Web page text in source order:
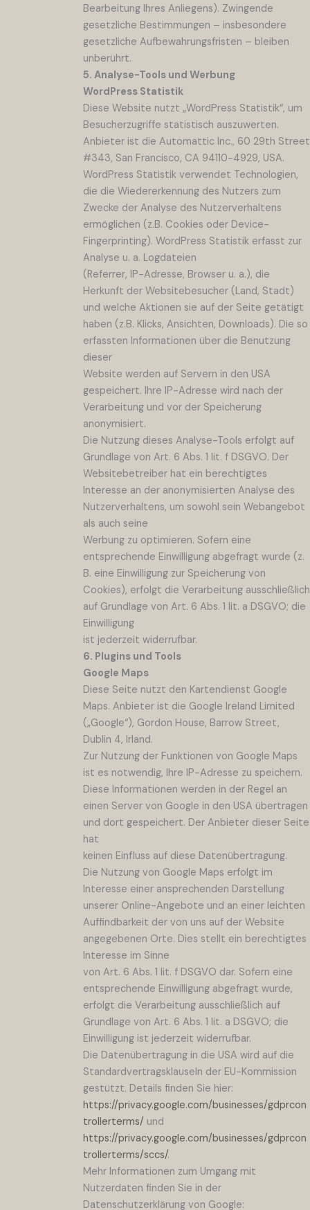
Bearbeitung Ihres Anliegens). Zwingende
gesetzliche Bestimmungen – insbesondere
gesetzliche Aufbewahrungsfristen – bleiben
unberührt.
5. Analyse-Tools und Werbung
WordPress Statistik
Diese Website nutzt „WordPress Statistik“, um
Besucherzugriffe statistisch auszuwerten.
Anbieter ist die Automattic Inc., 60 29th Street
#343, San Francisco, CA 94110-4929, USA.
WordPress Statistik verwendet Technologien,
die die Wiedererkennung des Nutzers zum
Zwecke der Analyse des Nutzerverhaltens
ermöglichen (z.B. Cookies oder Device-
Fingerprinting). WordPress Statistik erfasst zur
Analyse u. a. Logdateien
(Referrer, IP-Adresse, Browser u. a.), die
Herkunft der Websitebesucher (Land, Stadt)
und welche Aktionen sie auf der Seite getätigt
haben (z.B. Klicks, Ansichten, Downloads). Die so
erfassten Informationen über die Benutzung
dieser
Website werden auf Servern in den USA
gespeichert. Ihre IP-Adresse wird nach der
Verarbeitung und vor der Speicherung
anonymisiert.
Die Nutzung dieses Analyse-Tools erfolgt auf
Grundlage von Art. 6 Abs. 1 lit. f DSGVO. Der
Websitebetreiber hat ein berechtigtes
Interesse an der anonymisierten Analyse des
Nutzerverhaltens, um sowohl sein Webangebot
als auch seine
Werbung zu optimieren. Sofern eine
entsprechende Einwilligung abgefragt wurde (z.
B. eine Einwilligung zur Speicherung von
Cookies), erfolgt die Verarbeitung ausschließlich
auf Grundlage von Art. 6 Abs. 1 lit. a DSGVO; die
Einwilligung
ist jederzeit widerrufbar.
6. Plugins und Tools
Google Maps
Diese Seite nutzt den Kartendienst Google
Maps. Anbieter ist die Google Ireland Limited
(„Google“), Gordon House, Barrow Street,
Dublin 4, Irland.
Zur Nutzung der Funktionen von Google Maps
ist es notwendig, Ihre IP-Adresse zu speichern.
Diese Informationen werden in der Regel an
einen Server von Google in den USA übertragen
und dort gespeichert. Der Anbieter dieser Seite
hat
keinen Einfluss auf diese Datenübertragung.
Die Nutzung von Google Maps erfolgt im
Interesse einer ansprechenden Darstellung
unserer Online-Angebote und an einer leichten
Auffindbarkeit der von uns auf der Website
angegebenen Orte. Dies stellt ein berechtigtes
Interesse im Sinne
von Art. 6 Abs. 1 lit. f DSGVO dar. Sofern eine
entsprechende Einwilligung abgefragt wurde,
erfolgt die Verarbeitung ausschließlich auf
Grundlage von Art. 6 Abs. 1 lit. a DSGVO; die
Einwilligung ist jederzeit widerrufbar.
Die Datenübertragung in die USA wird auf die
Standardvertragsklauseln der EU-Kommission
gestützt. Details finden Sie hier:
https://privacy.google.com/businesses/gdprcon
trollerterms/ und
https://privacy.google.com/businesses/gdprcon
trollerterms/sccs/.
Mehr Informationen zum Umgang mit
Nutzerdaten finden Sie in der
Datenschutzerklärung von Google: